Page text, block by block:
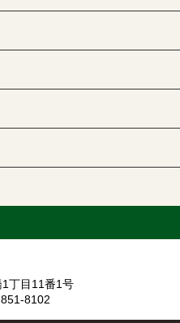
丁目11番1号
8102